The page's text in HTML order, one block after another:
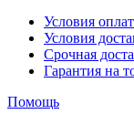
Условия
Условия
Срочная
Гарантия на
Помощь